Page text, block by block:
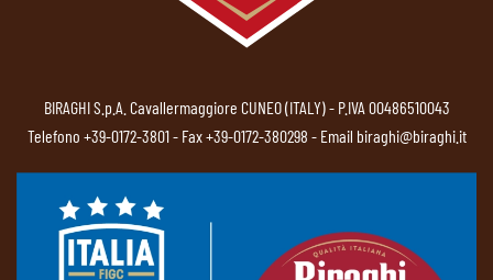
BIRAGHI S.p.A. Cavallermaggiore CUNEO (ITALY) - P.IVA 00486510043
Telefono +39-0172-3801- Fax +39-0172-380298 - Email biraghi@biraghi.it